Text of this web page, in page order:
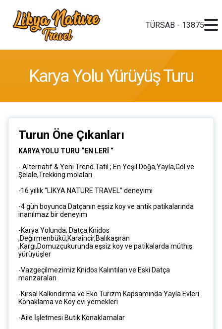
TÜRSAB - 13875
Karya Yolu Yürüyüş Turu
Turun Öne Çıkanları
KARYA YOLU TURU “EN LERİ “
- Alternatif & Yeni Trend Tatil ; En Yeşil Doğa,Yayla,Göl ve
Şelale,Trekking molaları
-16 yıllık “LİKYA NATURE TRAVEL” deneyimi
-4 gün boyunca Datçanın eşsiz koy ve antik patikalarında
inanılmaz bir deneyim
-Karya Yolunda; Datça,Knidos
,Değirmenbükü,Karaincir,Balıkaşıran
,Kargı,Domuzçukurunda eşsiz koy ve patikalarda müthiş
yürüyüşler
-Vazgeçilmezimiz Knidos Kalıntıları ve Eski Datça
manzaraları
-Kırsal Kalkındırma ve Eko Turizm Kapsamında Yayla Evleri
Konaklama ve Köy evi yemekleri
-Aile İşletmesi Butik Konaklamalar